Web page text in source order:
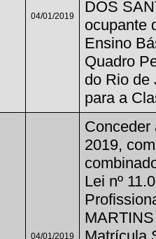
04/01/2019
DOS
ocupante
Ensino
Quadro
do Rio de
para a
04/01/2019
Conceder
2019,
Lei nº